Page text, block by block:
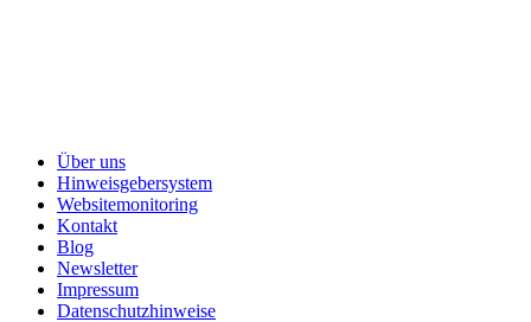
Über uns
Hinweisgebersystem
Websitemonitoring
Kontakt
Blog
Newsletter
Impressum
Datenschutzhinweise